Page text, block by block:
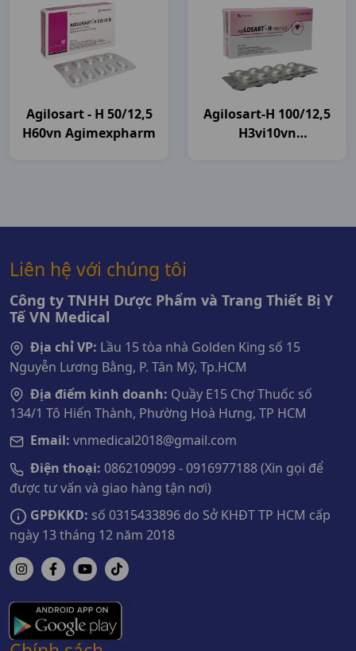
Agilosart - H 50/12,5
H60vn Agimexpharm
Agilosart-H 100/12,5
H3vi10vn
Liên hệ với chúng tôi
Công ty TNHH Dược Phẩm và Trang Thiết Bị Y
Tế VN Medical
Địa chỉ VP: Lầu 15 tòa nhà Golden King số 15
Nguyễn Lương Bằng, P. Tân Mỹ, Tp.HCM
Địa điểm kinh doanh: Quầy E15 Chợ Thuốc số
134/1 Tô Hiến Thành, Phường Hoà Hưng, TP HCM
Email: vnmedical2018@gmail.com
Điện thoại: 0862109099 - 0916977188 (Xin gọi để
được tư vấn và giao hàng tận nơi)
GPĐKKD: số 0315433896 do Sở KHĐT TP HCM cấp
ngày 13 tháng 12 năm 2018